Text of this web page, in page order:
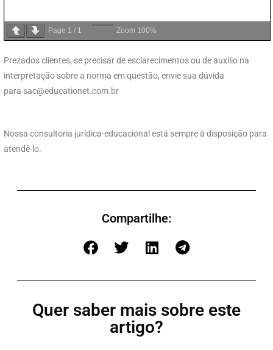
Page 1 / 1 Zoom 100%
Prezados clientes, se precisar de esclarecimentos ou de auxílio na
interpretação sobre a norma em questão, envie sua dúvida
para sac@educationet.com.br
Nossa consultoria jurídica-educacional está sempre à disposição para
atendê-lo.
Compartilhe:
Quer saber mais sobre este
artigo?